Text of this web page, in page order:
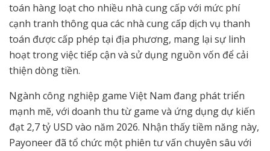
toán hàng loạt cho nhiều nhà cung cấp với mức phí
cạnh tranh thông qua các nhà cung cấp dịch vụ thanh
toán được cấp phép tại địa phương, mang lại sự linh
hoạt trong việc tiếp cận và sử dụng nguồn vốn để cải
thiện dòng tiền.
Ngành công nghiệp game Việt Nam đang phát triển
mạnh mẽ, với doanh thu từ game và ứng dụng dự kiến
đạt 2,7 tỷ USD vào năm 2026. Nhận thấy tiềm năng này,
Payoneer đã tổ chức một phiên tư vấn chuyên sâu với